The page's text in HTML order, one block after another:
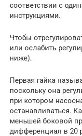
соответствии с
инструкциями.
Чтобы
или ослабить
ниже).
Первая гайка
поскольку она
при котором
останавливаться.
меньшей боковой
дифференциал в 20